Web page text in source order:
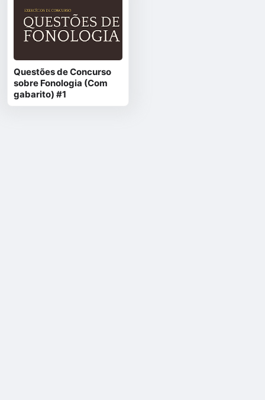
Questões de Concurso
sobre Fonologia (Com
gabarito) #1